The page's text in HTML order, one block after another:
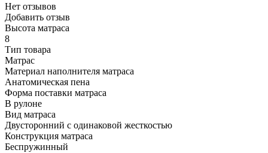
Нет отзывов
Добавить отзыв
Высота матраса
8
Тип товара
Матрас
Материал наполнителя матраса
Анатомическая пена
Форма поставки матраса
В рулоне
Вид матраса
Двусторонний с одинаковой жесткостью
Конструкция матраса
Беспружинный